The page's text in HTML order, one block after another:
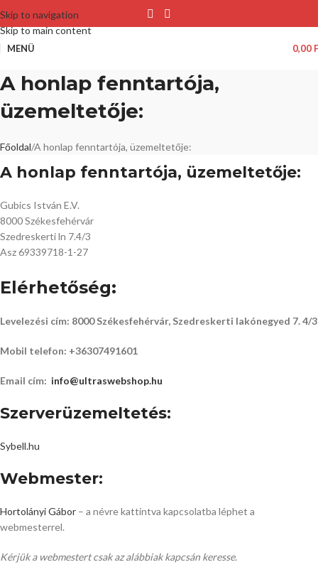
Skip to navigation
Skip to main content
MENÜ 0,00
A honlap fenntartója,
üzemeltetője:
Főoldal A honlap fenntartója, üzemeltetője:
A honlap fenntartója, üzemeltetője:
Gubics István E.V.
8000 Székesfehérvár
Szedreskerti ln 7.4/3
Asz 69339718-1-27
Elérhetőség:
Levelezési cím: 8000 Székesfehérvár, Szedreskerti lakónegyed 7. 4/3
Mobil telefon: +36307491601
Email cím: info@ultraswebshop.hu
Szerverüzemeltetés:
Sybell.hu
Webmester:
Hortolányi Gábor – a névre kattintva kapcsolatba léphet a
webmesterrel.
Kérjük a webmestert csak az alábbiak kapcsán keresse.